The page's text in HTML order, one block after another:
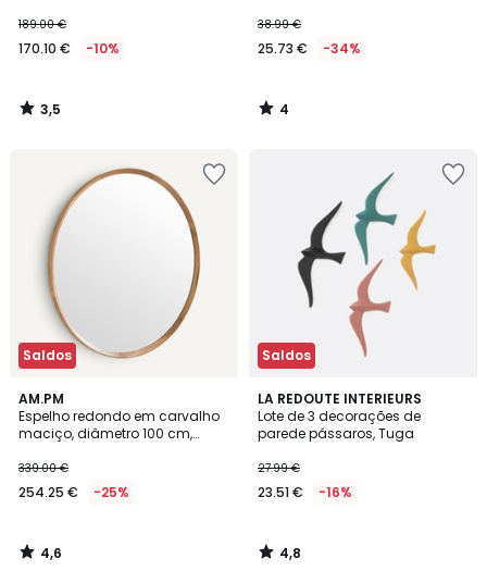
189.00 €
170.10 € -10%
3,5
/
38.99 €
25.73 € -34%
4
/
Saldos
AM.PM
Espelho redondo em carvalho
maciço, diâmetro 100 cm,
339.00 €
254.25 € -25%
4,6
/ 5
4,6
/
Saldos
LA REDOUTE INTERIEURS
Lote de 3 decorações de
parede pássaros, Tuga
27.99 €
23.51 € -16%
4,8
/ 5
4,8
/